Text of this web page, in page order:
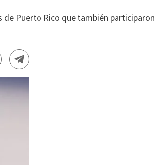
de Puerto Rico que también participaron